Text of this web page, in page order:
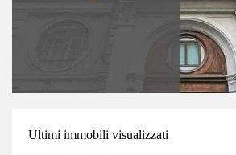
Ultimi immobili visualizzati